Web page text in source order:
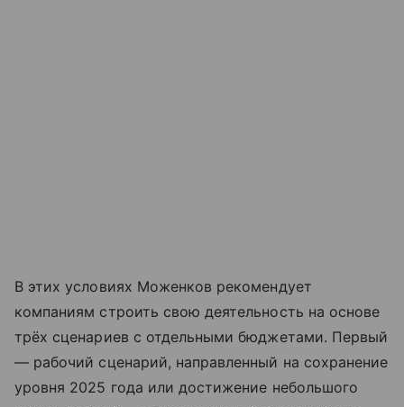
В этих условиях Моженков рекомендует
компаниям строить свою деятельность на основе
трёх сценариев с отдельными бюджетами. Первый
— рабочий сценарий, направленный на сохранение
уровня 2025 года или достижение небольшого